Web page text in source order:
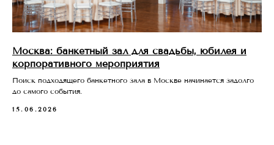
Москва: банкетный зал для свадьбы, юбилея и
корпоративного мероприятия
Поиск подходящего банкетного зала в Москве начинается задолго
до самого события.
15.06.2026